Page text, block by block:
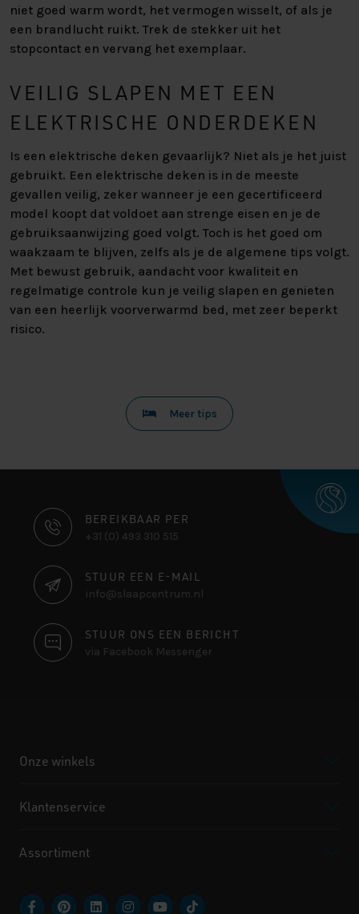
niet goed warm wordt, het vermogen wisselt, of als je
een brandlucht ruikt. Trek de stekker uit het
stopcontact en vervang het exemplaar.
VEILIG SLAPEN MET EEN
ELEKTRISCHE ONDERDEKEN
Is een elektrische deken gevaarlijk? Niet als je het juist
gebruikt. Een elektrische deken is in de meeste
gevallen veilig, zeker wanneer je een gecertificeerd
model koopt dat voldoet aan strenge eisen en je de
gebruiksaanwijzing goed volgt. Toch is het goed om
waakzaam te blijven, zelfs als je de algemene tips volgt.
Met bewust gebruik, aandacht voor kwaliteit en
regelmatige controle kun je veilig slapen en genieten
van een heerlijk voorverwarmd bed, met zeer beperkt
risico.
Meer tips
CONTACT
INFORMATIE
BEREIKBAAR PER
+31 (0) 493 310 515
STUUR EEN E-MAIL
info@slaapcentrum.nl
STUUR ONS EEN BERICHT
via Facebook Messenger
Onze winkels
Klantenservice
Assortiment